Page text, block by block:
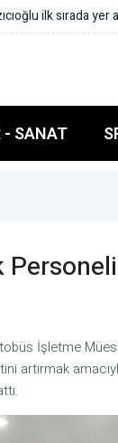
Deprem Müzesi
- SANAT
İşletme
artırmak